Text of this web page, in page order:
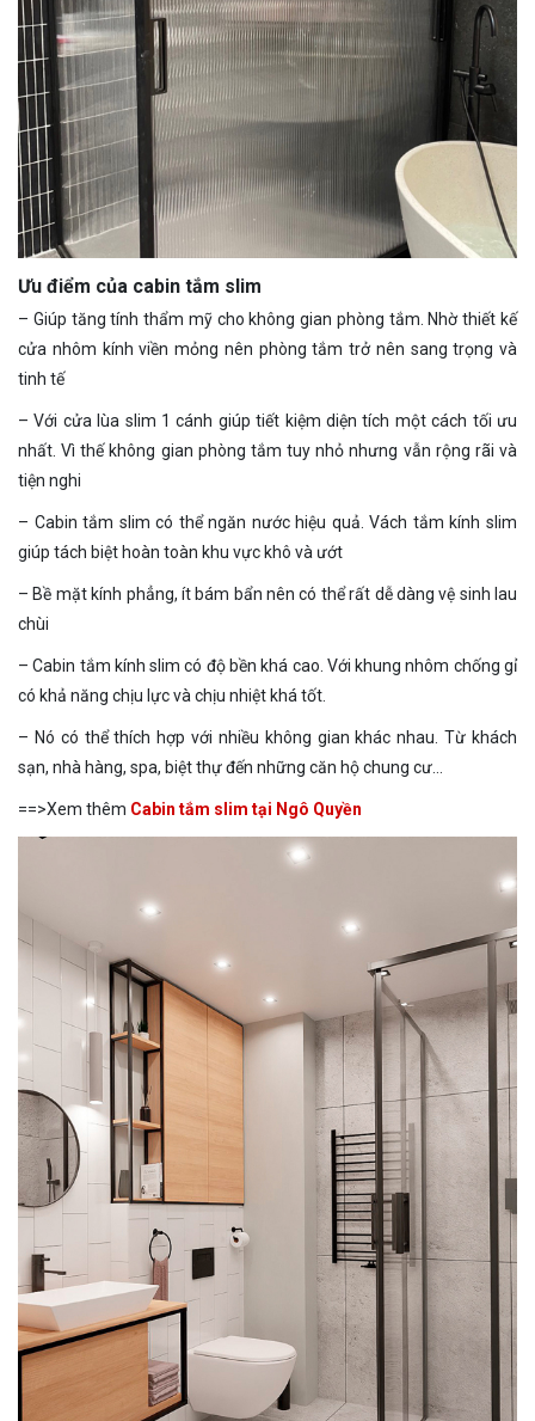
Ưu điểm của cabin tắm slim
– Giúp tăng tính thẩm mỹ cho không gian phòng tắm. Nhờ thiết kế
cửa nhôm kính viền mỏng nên phòng tắm trở nên sang trọng và
tinh tế
– Với cửa lùa slim 1 cánh giúp tiết kiệm diện tích một cách tối ưu
nhất. Vì thế không gian phòng tắm tuy nhỏ nhưng vẫn rộng rãi và
tiện nghi
– Cabin tắm slim có thể ngăn nước hiệu quả. Vách tắm kính slim
giúp tách biệt hoàn toàn khu vực khô và ướt
– Bề mặt kính phẳng, ít bám bẩn nên có thể rất dễ dàng vệ sinh lau
chùi
– Cabin tắm kính slim có độ bền khá cao. Với khung nhôm chống gỉ
có khả năng chịu lực và chịu nhiệt khá tốt.
– Nó có thể thích hợp với nhiều không gian khác nhau. Từ khách
sạn, nhà hàng, spa, biệt thự đến những căn hộ chung cư…
==>Xem thêm Cabin tắm slim tại Ngô Quyền